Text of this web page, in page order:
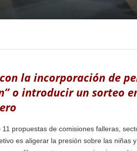
la incorporación de
o introducir un sorteo
propuestas de comisiones falleras,
es aligerar la presión sobre las niñas